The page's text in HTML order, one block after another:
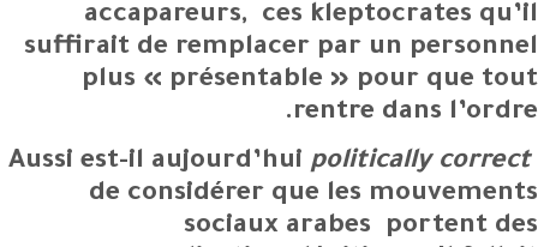
accapareurs, ces kleptocrates qu’il
suffirait de remplacer par un personnel
plus « présentable » pour que tout
rentre dans l’ordre.
Aussi est-il aujourd’hui politically correct
de considérer que les mouvements
sociaux arabes portent des